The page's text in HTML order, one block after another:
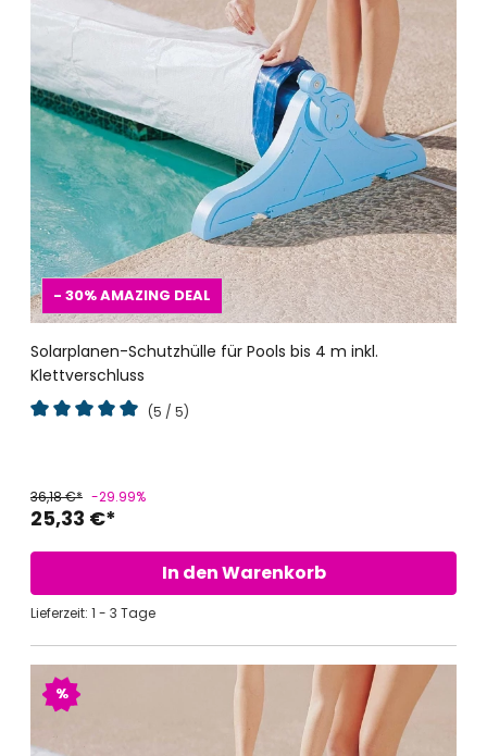
- 30%AMAZING DEAL
Solarplanen-Schutzhülle für Pools bis 4 m inkl.
Klettverschluss
(5 / 5)
25,33 €*
36,18 €* -29.99%
In den Warenkorb
Lieferzeit: 1 - 3 Tage
%